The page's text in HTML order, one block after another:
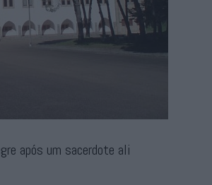
após um sacerdote ali